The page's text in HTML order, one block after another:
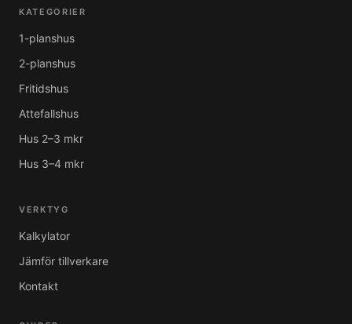
KATEGORIER
1-planshus
2-planshus
Fritidshus
Attefallshus
Hus 2–3 mkr
Hus 3–4 mkr
VERKTYG
Kalkylator
Jämför tillverkare
Kontakt